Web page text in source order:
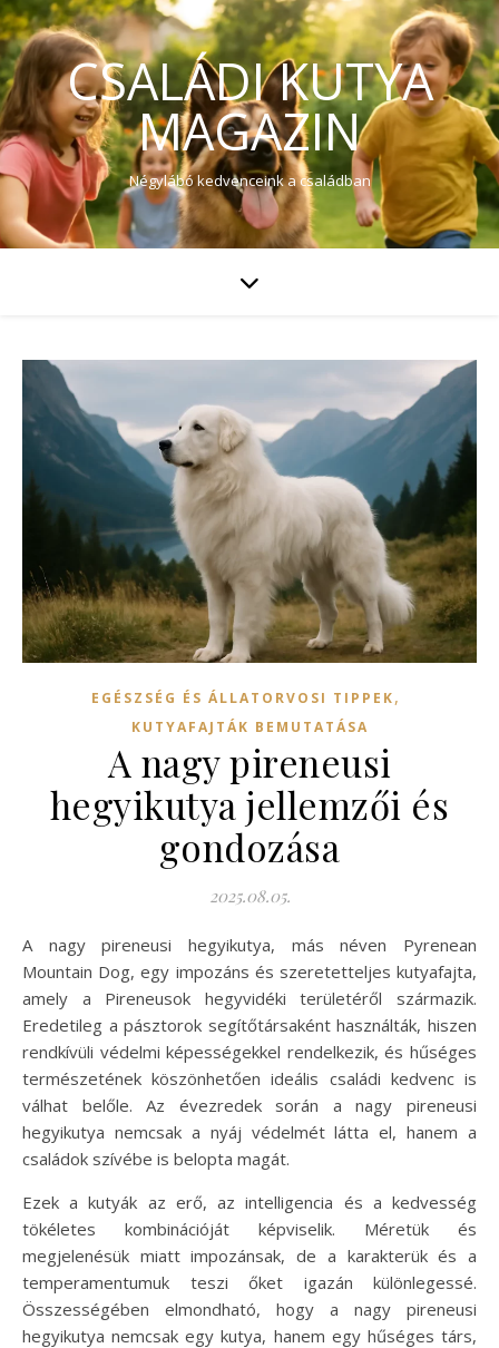
CSALÁDI KUTYA
MAGAZIN
Négylábó kedvenceink a családban
EGÉSZSÉG ÉS ÁLLATORVOSI TIPPEK,
KUTYAFAJTÁK BEMUTATÁSA
A nagy pireneusi
hegyikutya jellemzői és
gondozása
2025.08.05.
A nagy pireneusi hegyikutya, más néven Pyrenean
Mountain Dog, egy impozáns és szeretetteljes kutyafajta,
amely a Pireneusok hegyvidéki területéről származik.
Eredetileg a pásztorok segítőtársaként használták, hiszen
rendkívüli védelmi képességekkel rendelkezik, és hűséges
természetének köszönhetően ideális családi kedvenc is
válhat belőle. Az évezredek során a nagy pireneusi
hegyikutya nemcsak a nyáj védelmét látta el, hanem a
családok szívébe is belopta magát.
Ezek a kutyák az erő, az intelligencia és a kedvesség
tökéletes kombinációját képviselik. Méretük és
megjelenésük miatt impozánsak, de a karakterük és a
temperamentumuk teszi őket igazán különlegessé.
Összességében elmondható, hogy a nagy pireneusi
hegyikutya nemcsak egy kutya, hanem egy hűséges társ,